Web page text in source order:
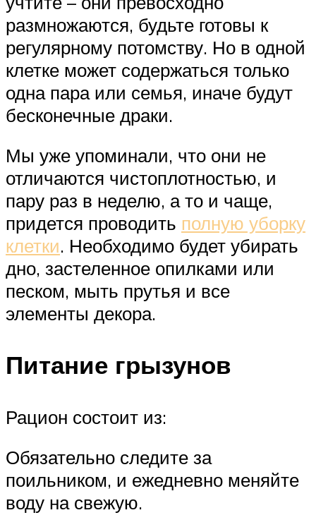
размножаются, будьте готовы к
регулярному потомству. Но в одной
клетке может содержаться только
одна пара или семья, иначе будут
бесконечные драки.
Мы уже упоминали, что они не
отличаются чистоплотностью, и
пару раз в неделю, а то и чаще,
придется проводить полную уборку
клетки. Необходимо будет убирать
дно, застеленное опилками или
песком, мыть прутья и все
элементы декора.
Питание грызунов
Рацион состоит из:
Обязательно следите за
поильником, и ежедневно меняйте
воду на свежую.